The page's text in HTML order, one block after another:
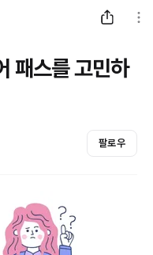
패스를 고민하
팔로우